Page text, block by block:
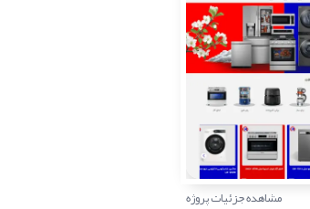
مشاهده جزئیات پروژه